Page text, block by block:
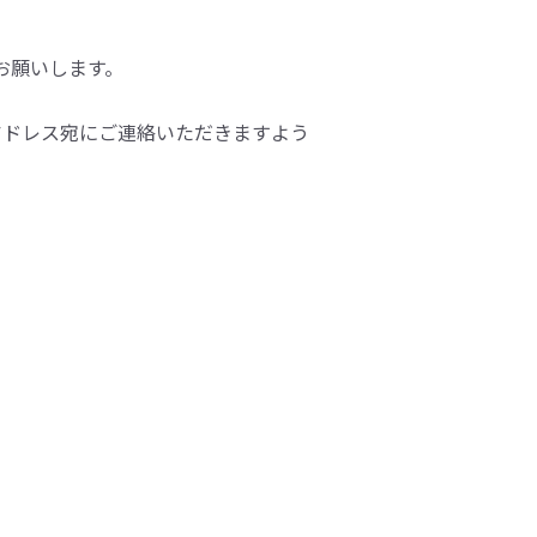
いします。
レス宛にご連絡いただきますよう